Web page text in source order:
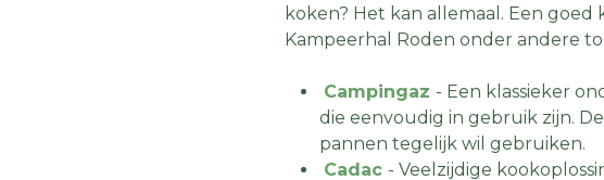
koken? Het kan allemaal. Een
Kampeerhal Roden onder andere
Campingaz - Een klassieker
die eenvoudig in gebruik zijn.
pannen tegelijk wil gebruiken.
Cadac - Veelzijdige